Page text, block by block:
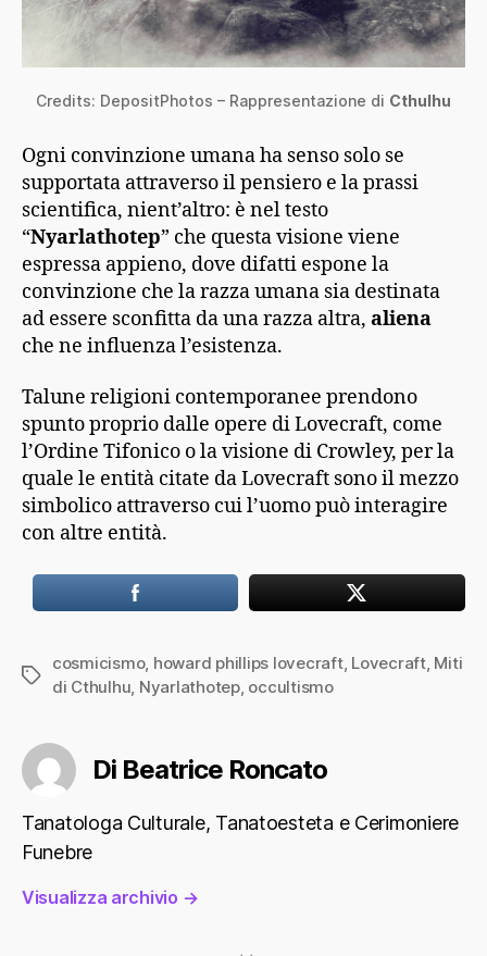
Credits: DepositPhotos – Rappresentazione di Cthulhu
Ogni convinzione umana ha senso solo se
supportata attraverso il pensiero e la prassi
scientifica, nient’altro: è nel testo
“Nyarlathotep” che questa visione viene
espressa appieno, dove difatti espone la
convinzione che la razza umana sia destinata
ad essere sconfitta da una razza altra, aliena
che ne influenza l’esistenza.
Talune religioni contemporanee prendono
spunto proprio dalle opere di Lovecraft, come
l’Ordine Tifonico o la visione di Crowley, per la
quale le entità citate da Lovecraft sono il mezzo
simbolico attraverso cui l’uomo può interagire
con altre entità.
Tag
cosmicismo, howard phillips lovecraft, Lovecraft, Miti
di Cthulhu Nyarlathotep, occultismo
Di Beatrice Roncato
Tanatologa Culturale, Tanatoesteta e Cerimoniere
Funebre
Visualizza archivio →